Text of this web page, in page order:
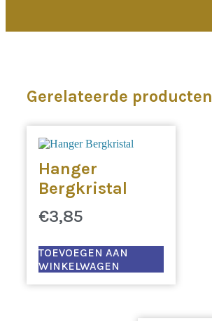
Gerelateerde producten
Hanger
Bergkristal
€3,85
TOEVOEGEN AAN
WINKELWAGEN